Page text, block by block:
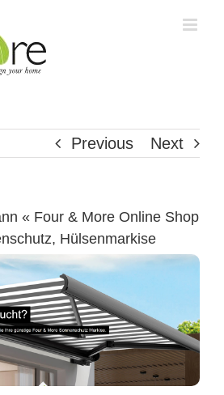
Previous Next
« Four & More Online Shop
Hülsenmarkise